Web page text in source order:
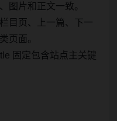
图片和正文一致。
目页、上一篇、下一
页面。
固定包含站点主关键